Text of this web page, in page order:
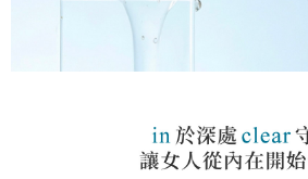
３．未成年的使用者請事先徵得法定代理人或監
「AFTEE先享後付」，若未經同意申辦者引起之
５．嚴禁一人註冊多個帳號或使用他人資訊註冊
恩沛科技股份有限公司將有權停止該用戶之使用
郵局/貨運(假日不收送 )**務必接聽送貨員電
每筆NT$100，滿NT$1,200(含以上)免運費
快遞(黑貓宅急便，假期結束才會理貨，假